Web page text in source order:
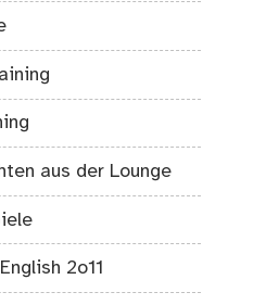
aus der Lounge
2o11